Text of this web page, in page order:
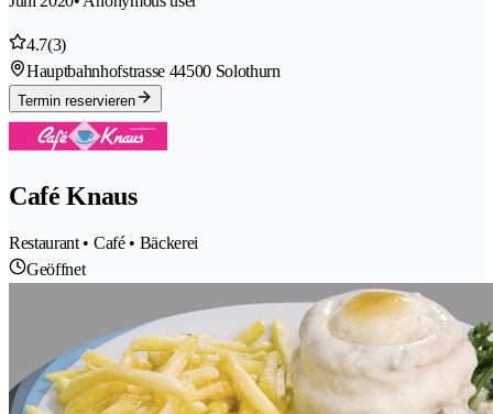
4.7(3)
Hauptbahnhofstrasse 44500 Solothurn
Termin reservieren
Café Knaus
Restaurant • Café • Bäckerei
Geöffnet